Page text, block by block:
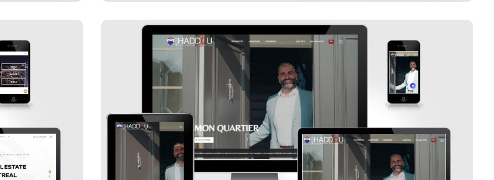
Alex Haddou
Voir